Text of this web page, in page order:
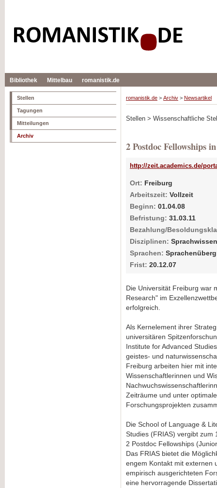
Bibliothek Mittelbau romanistik.de
Stellen
Tagungen
Mitteilungen
Archiv
romanistik.de > Archiv > Newsartikel
Stellen > Wissenschaftliche
2 Postdoc Fellowships
http://zeit.academics.de/
Ort: Freiburg
Arbeitszeit: Vollzeit
Beginn: 01.04.08
Befristung: 31.03.11
Bezahlung/
Disziplinen:
Sprachen:
Frist: 20.12.07
Die Universität Freiburg war
Research" im
erfolgreich.
Als Kernelement ihrer
universitären
Institute for Advanced
geistes- und
Freiburg arbeiten hier mit
Wissenschaftlerinnen und
Zeiträume und unter
Forschungsprojekten
Die School of Language &
Studies (FRIAS) vergibt zum
2 Postdoc Fellowships
Das FRIAS bietet die
engem Kontakt mit externen
empirisch ausgerichteten
eine hervorragende